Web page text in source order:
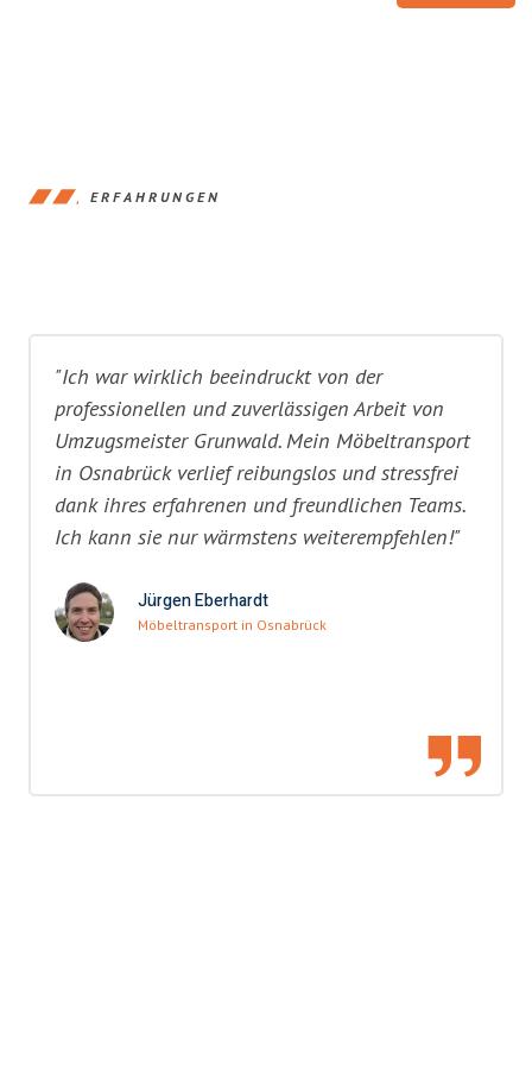
ERFAHRUNGEN
"Ich war wirklich beeindruckt von der
professionellen und zuverlässigen Arbeit von
Umzugsmeister Grunwald. Mein Möbeltransport
in Osnabrück verlief reibungslos und stressfrei
dank ihres erfahrenen und freundlichen Teams.
Ich kann sie nur wärmstens weiterempfehlen!"
Jürgen Eberhardt
Möbeltransport in Osnabrück